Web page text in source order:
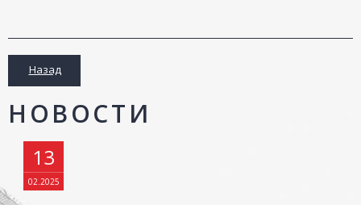
Назад
НОВОСТИ
13
02.2025